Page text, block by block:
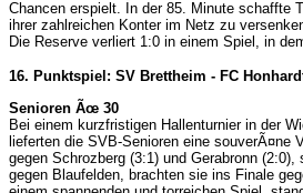
Chancen erspielt. In der 85. Minute schaffte
ihrer zahlreichen Konter im Netz zu
Die Reserve verliert 1:0 in einem Spiel, in
16. Punktspiel: SV Brettheim - FC
Senioren Ãœ 30
Bei einem kurzfristigen Hallenturnier in der
lieferten die SVB-Senioren eine souverÃ¤ne
gegen Schrozberg (3:1) und Gerabronn
gegen Blaufelden, brachten sie ins Finale